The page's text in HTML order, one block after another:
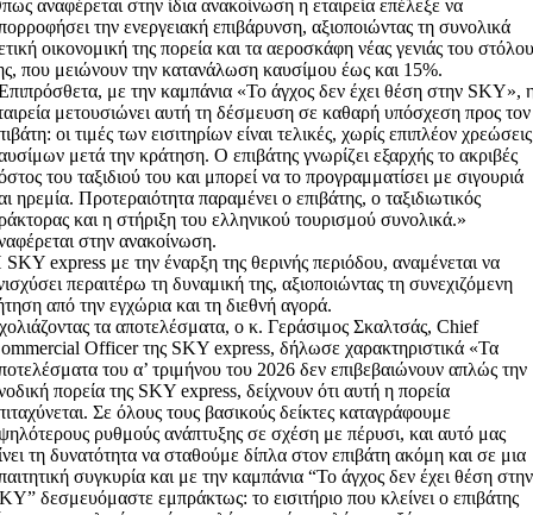
αναφέρεται στην ίδια ανακοίνωση η εταιρεία επέλεξε να
την ενεργειακή επιβάρυνση, αξιοποιώντας τη συνολικά
οικονομική της πορεία και τα αεροσκάφη νέας γενιάς του
που μειώνουν την κατανάλωση καυσίμου έως και 15%.
με την καμπάνια «Το άγχος δεν έχει θέση στην SKY»,
μετουσιώνει αυτή τη δέσμευση σε καθαρή υπόσχεση προς τον
οι τιμές των εισιτηρίων είναι τελικές, χωρίς επιπλέον χρεώσεις
μετά την κράτηση. Ο επιβάτης γνωρίζει εξαρχής το ακριβές
του ταξιδιού του και μπορεί να το προγραμματίσει με σιγουριά
ηρεμία. Προτεραιότητα παραμένει ο επιβάτης, ο ταξιδιωτικός
και η στήριξη του ελληνικού τουρισμού συνολικά.»
στην ανακοίνωση.
express με την έναρξη της θερινής περιόδου, αναμένεται να
περαιτέρω τη δυναμική της, αξιοποιώντας τη συνεχιζόμενη
από την εγχώρια και τη διεθνή αγορά.
τα αποτελέσματα, ο κ. Γεράσιμος Σκαλτσάς, Chief
Officer της SKY express, δήλωσε χαρακτηριστικά «Τα
του α’ τριμήνου του 2026 δεν επιβεβαιώνουν απλώς την
πορεία της SKY express, δείχνουν ότι αυτή η πορεία
Σε όλους τους βασικούς δείκτες καταγράφουμε
ρυθμούς ανάπτυξης σε σχέση με πέρυσι, και αυτό μας
τη δυνατότητα να σταθούμε δίπλα στον επιβάτη ακόμη και σε μια
συγκυρία και με την καμπάνια “Το άγχος δεν έχει θέση στην
δεσμευόμαστε εμπράκτως: το εισιτήριο που κλείνει ο επιβάτης